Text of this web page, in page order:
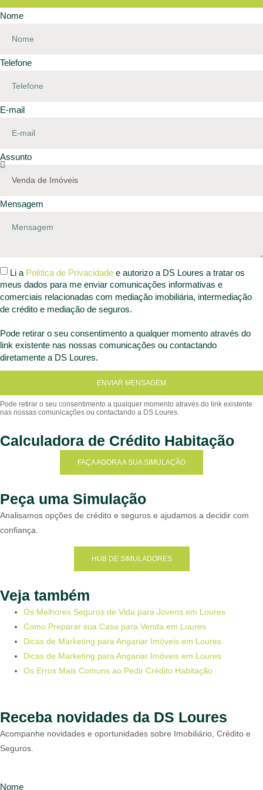
Nome
Telefone
E-mail
Assunto
Mensagem
Li a Política de Privacidade e autorizo a DS Loures a tratar os
meus dados para me enviar comunicações informativas e
comerciais relacionadas com mediação imobiliária, intermediação
de crédito e mediação de seguros.
Pode retirar o seu consentimento a qualquer momento através do
link existente nas nossas comunicações ou contactando
diretamente a DS Loures.
ENVIAR MENSAGEM
Calculadora de Crédito Habitação
FAÇA AGORA A SUA SIMULAÇÃO
Peça uma Simulação
Analisamos opções de crédito e seguros e ajudamos a decidir com
confiança.
HUB DE SIMULADORES
Veja também
Os Melhores Seguros de Vida para Jovens em Loures
Como Preparar sua Casa para Venda em Loures
Dicas de Marketing para Angariar Imóveis em Loures
Dicas de Marketing para Angariar Imóveis em Loures
Os Erros Mais Comuns ao Pedir Crédito Habitação
Receba novidades da DS Loures
Acompanhe novidades e oportunidades sobre Imobiliário, Crédito e
Seguros.
Nome